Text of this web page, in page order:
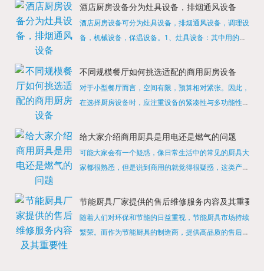
酒店厨房设备分为灶具设备，排烟通风设备
酒店厨房设备可分为灶具设备，排烟通风设备，调理设
备，机械设备，保温设备。1、灶具设备：其中用的较
缺少的，经过相关检测证明的合格设备才能进行使用，
不同规模餐厅如何挑选适配的商用厨房设备
对于小型餐厅而言，空间有限，预算相对紧张。因此，
在选择厨房设备时，应注重设备的紧凑性与多功能性。
烹饪设备，既能节省空间，又能满足多样化的烹饪需
给大家介绍商用厨具是用电还是燃气的问题
可能大家会有一个疑惑，像日常生活中的常见的厨具大
家都很熟悉，但是说到商用的就觉得很疑惑，这类产品
店用的就是商用的吗?还真别说，真被大家猜对了，这
节能厨具厂家提供的售后维修服务内容及其重要性
随着人们对环保和节能的日益重视，节能厨具市场持续
繁荣。而作为节能厨具的制造商，提供高品质的售后维